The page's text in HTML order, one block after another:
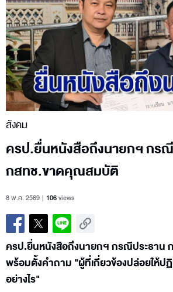
สังคม
ครป.ยื่นหนังสือถึงนายกฯ กร
กสทช.ขาดคุณสมบัติ
8 พ.ค. 2569 106views
ครป.ยื่นหนังสือถึงนายกฯ กรณีประธา
พร้อมตั้งคำถาม "ผู้ที่เกี่ยวข้องปล่อยให้ป
อย่างไร"